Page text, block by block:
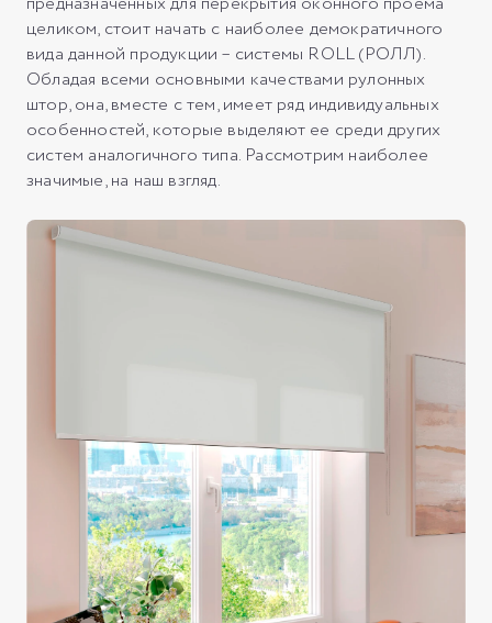
целиком, стоит начать с наиболее демократичного
вида данной продукции – системы ROLL (РОЛЛ).
Обладая всеми основными качествами рулонных
штор, она, вместе с тем, имеет ряд индивидуальных
особенностей, которые выделяют ее среди других
систем аналогичного типа. Рассмотрим наиболее
значимые, на наш взгляд.